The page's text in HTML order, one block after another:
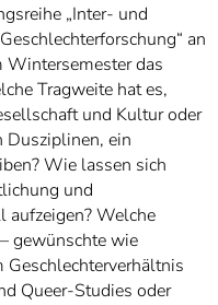
„Inter- und
an
das
Tragweite hat es,
und Kultur oder
Dusziplinen, ein
Wie lassen sich
und
aufzeigen? Welche
gewünschte wie
Geschlechterverhältnis
Queer-Studies oder